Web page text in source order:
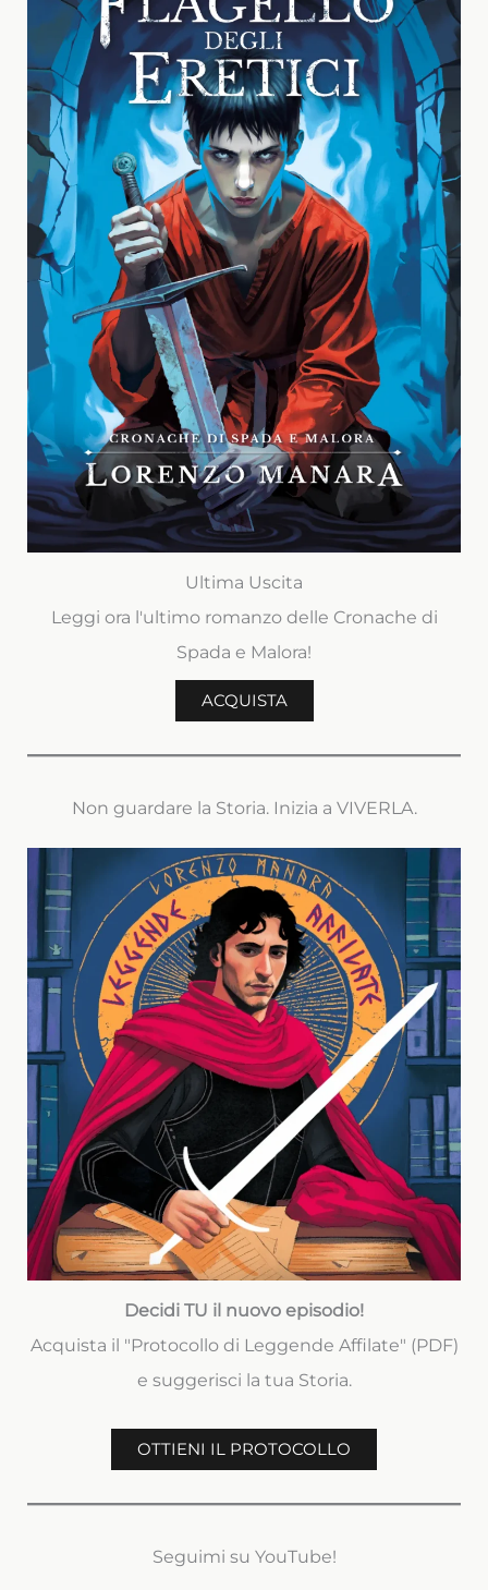
Ultima Uscita
Leggi ora l'ultimo romanzo delle Cronache di
Spada e Malora!
ACQUISTA
Non guardare la Storia. Inizia a VIVERLA.
Decidi TU il nuovo episodio!
Acquista il "Protocollo di Leggende Affilate" (PDF)
e suggerisci la tua Storia.
OTTIENI IL PROTOCOLLO
Seguimi su YouTube!